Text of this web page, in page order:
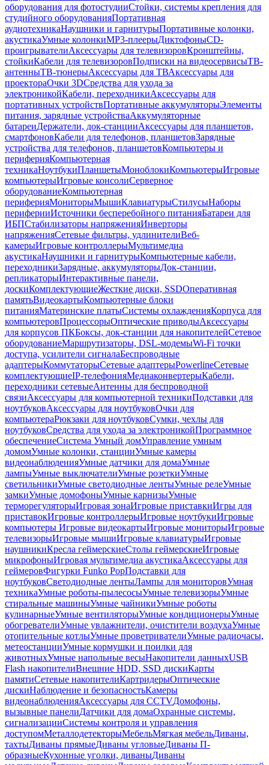
оборудования для фотостудииСтойки, системы крепления для
студийного оборудованияПортативная
аудиотехникаНаушники и гарнитурыПортативные колонки,
акустикаУмные колонкиMP3-плеерыДиктофоныCD-
проигрывателиАксессуары для телевизоровКронштейны,
стойкиКабели для телевизоровПодписки на видеосервисыТВ-
антенныТВ-тюнерыАксессуары для ТВАксессуары для
проектораОчки 3DСредства для ухода за
электроникойКабели, переходникиАксессуары для
портативных устройствПортативные аккумуляторыЭлементы
питания, зарядные устройстваАккумуляторные
батареиДержатели, док-станцииАксессуары для планшетов,
смартфоновКабели для телефонов, планшетовЗарядные
устройства для телефонов, планшетовКомпьютеры и
периферияКомпьютерная
техникаНоутбукиПланшетыМоноблокиКомпьютерыИгровые
компьютерыИгровые консолиСерверное
оборудованиеКомпьютерная
периферияМониторыМышиКлавиатурыСтилусыНаборы
периферииИсточники бесперебойного питанияБатареи для
ИБПСтабилизаторы напряженияИнверторы
напряженияСетевые фильтры, удлинителиВеб-
камерыИгровые контроллерыМультимедиа
акустикаНаушники и гарнитурыКомпьютерные кабели,
переходникиЗарядные, аккумуляторыДок-станции,
репликаторыИнтерактивные панели,
доскиКомплектующиеЖесткие диски, SSDОперативная
памятьВидеокартыКомпьютерные блоки
питанияМатеринские платыСистемы охлажденияКорпуса для
компьютеровПроцессорыОптические приводыАксессуары
для корпусов ПКБоксы, док-станции для накопителейСетевое
оборудованиеМаршрутизаторы, DSL-модемыWi-Fi точки
доступа, усилители сигналаБеспроводные
адаптерыКоммутаторыСетевые адаптерыPowerlineСетевые
комплектующиеIP-телефонияМедиаконвертерыКабели,
переходники сетевыеАнтенны для беспроводной
связиАксессуары для компьютерной техникиПодставки для
ноутбуковАксессуары для ноутбуковОчки для
компьютераРюкзаки для ноутбуковСумки, чехлы для
ноутбуковСредства для ухода за электроникойПрограммное
обеспечениеСистема Умный домУправление умным
домомУмные колонки, станцииУмные камеры
видеонаблюденияУмные датчики для домаУмные
лампыУмные выключателиУмные розеткиУмные
светильникиУмные светодиодные лентыУмные релеУмные
замкиУмные домофоныУмные карнизыУмные
терморегуляторыИгровая зонаИгровые приставкиИгры для
приставокИгровые контроллерыИгровые ноутбукиИгровые
компьютеры Игровые видеокартыИгровые мониторыИгровые
телевизорыИгровые мышиИгровые клавиатурыИгровые
наушникиКресла геймерскиеСтолы геймерскиеИгровые
микрофоныИгровая мультимедиа акустикаАксессуары для
геймеровФигурки Funko PopПодставки для
ноутбуковСветодиодные лентыЛампы для мониторовУмная
техникаУмные роботы-пылесосыУмные телевизорыУмные
стиральные машиныУмные чайникиУмные роботы
кулинарныеУмные вентиляторыУмные кондиционерыУмные
обогревателиУмные увлажнители, очистители воздухаУмные
отопительные котлыУмные проветривателиУмные радиочасы,
метеостанцииУмные кормушки и поилки для
животныхУмные напольные весыНакопители данныхUSB
Flash накопителиВнешние HDD, SSD дискиКарты
памятиСетевые накопителиКартридерыОптические
дискиНаблюдение и безопасностьКамеры
видеонаблюденияАксессуары для CCTVДомофоны,
вызывные панелиДатчики для домаОхранные системы,
сигнализацииСистемы контроля и управления
доступомМеталлодетекторыМебельМягкая мебельДиваны,
тахтыДиваны прямыеДиваны угловыеДиваны П-
образныеКухонные уголки, диваныДиваны